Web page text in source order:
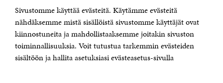
Sivustomme käyttää evästeitä. Käytämme evästeitä
nähdäksemme mistä sisällöistä sivustomme käyttäjät ovat
kiinnostuneita ja mahdollistaaksemme joitakin sivuston
toiminnallisuuksia. Voit tutustua tarkemmin evästeiden
sisältöön ja hallita asetuksiasi evästeasetus-sivulla
Puhelin +358 294 618 991
Sähköpostiosoite
Saapumisohjeet
Y-tunnus 0202132-3